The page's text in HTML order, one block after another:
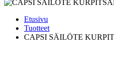
Etusivu
Tuotteet
CAPSI SÄILÖTE